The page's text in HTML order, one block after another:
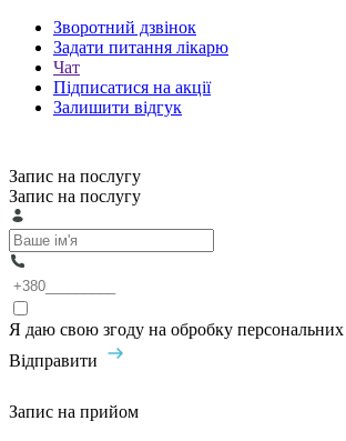
Зворотний дзвінок
Задати питання лікарю
Чат
Підписатися на акції
Залишити відгук
Запис на послугу
Запис на послугу
Я даю свою згоду на обробку
Відправити
Запис на прийом